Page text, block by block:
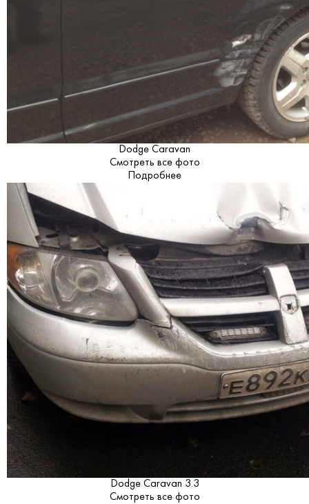
Dodge Caravan
Смотреть все фото
Подробнее
Dodge Caravan 3.3
Смотреть все фото